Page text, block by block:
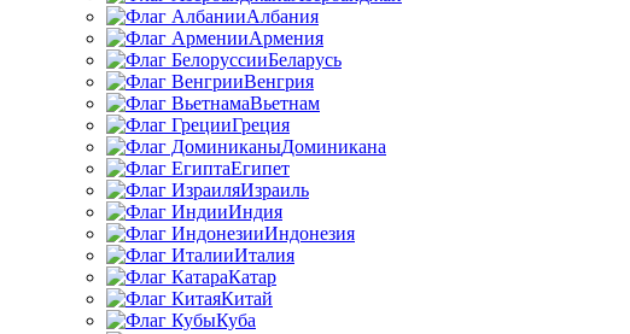
Албания
Армения
Беларусь
Венгрия
Вьетнам
Греция
Доминикана
Египет
Израиль
Индия
Индонезия
Италия
Катар
Китай
Куба